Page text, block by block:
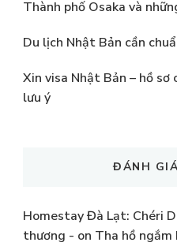
Thành phố Osaka và
Du lịch Nhật Bản cần
Xin visa Nhật Bản – hồ
lưu ý
ĐÁNH
Homestay Đà Lạt: Chéri
thương - on Tha hồ